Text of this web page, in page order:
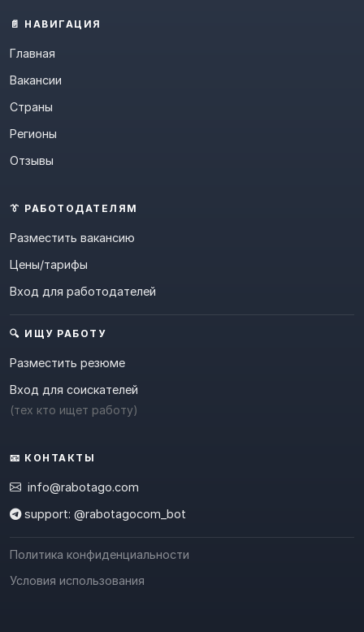
📄 НАВИГАЦИЯ
Главная
Вакансии
Страны
Регионы
Отзывы
👔 РАБОТОДАТЕЛЯМ
Разместить вакансию
Цены/тарифы
Вход для работодателей
🔍 ИЩУ РАБОТУ
Разместить резюме
Вход для соискателей
(тех кто ищет работу)
📧 КОНТАКТЫ
info@rabotago.com
support: @rabotagocom_bot
Политика конфиденциальности
Условия использования